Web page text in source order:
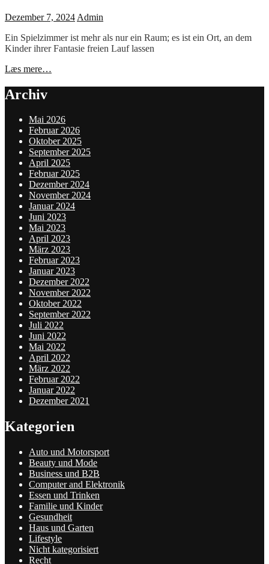
Posted
Dezember 7, 2024 Admin
Ein Spielzimmer ist mehr als nur ein Raum; es ist ein Ort, an dem
Kinder ihrer Fantasie freien Lauf lassen
Læs mere…
für
Archiv
Mai 2026
Februar 2026
Oktober 2025
September 2025
April 2025
Februar 2025
Dezember 2024
November 2024
Januar 2024
Juni 2023
Mai 2023
April 2023
März 2023
Februar 2023
Januar 2023
Dezember 2022
November 2022
Oktober 2022
September 2022
Juli 2022
Juni 2022
Mai 2022
April 2022
März 2022
Februar 2022
Januar 2022
Dezember 2021
Kategorien
Auto und Motorsport
Beauty und Mode
Business und B2B
Computer and Elektronik
Essen und Trinken
Familie und Kinder
Gesundheit
Haus und Garten
Lifestyle
Nicht kategorisiert
Recht